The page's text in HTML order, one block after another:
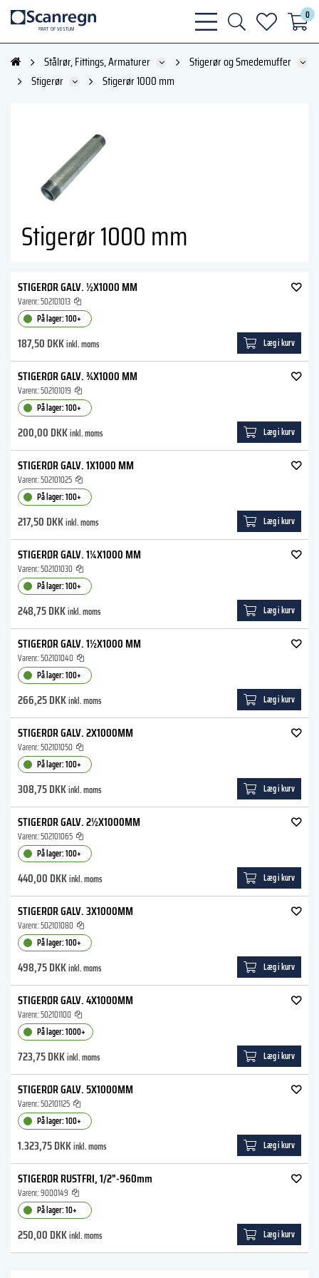
PART OF VESTUM
bars
light
search
light
heart
light
0
Stålrør, Fittings, Armaturer
Stigerør og Smedemuffer
Stigerør
Stigerør 1000 mm
Stigerør 1000 mm
STIGERØR GALV. ½X1000 MM
Varenr.:502101013
På lager: 100+
187,50 DKKinkl. moms Læg i kurv
STIGERØR GALV. ¾X1000 MM
Varenr.:502101019
På lager: 100+
200,00 DKKinkl. moms Læg i kurv
STIGERØR GALV. 1X1000 MM
Varenr.:502101025
På lager: 100+
217,50 DKKinkl. moms Læg i kurv
STIGERØR GALV. 1¼X1000 MM
Varenr.:502101030
På lager: 100+
248,75 DKKinkl. moms Læg i kurv
STIGERØR GALV. 1½X1000 MM
Varenr.:502101040
På lager: 100+
266,25 DKKinkl. moms Læg i kurv
STIGERØR GALV. 2X1000MM
Varenr.:502101050
På lager: 100+
308,75 DKKinkl. moms Læg i kurv
STIGERØR GALV. 2½X1000MM
Varenr.:502101065
På lager: 100+
440,00 DKKinkl. moms Læg i kurv
STIGERØR GALV. 3X1000MM
Varenr.:502101080
På lager: 100+
498,75 DKKinkl. moms Læg i kurv
STIGERØR GALV. 4X1000MM
Varenr.:502101100
På lager: 1000+
723,75 DKKinkl. moms Læg i kurv
STIGERØR GALV. 5X1000MM
Varenr.:502101125
På lager: 100+
1.323,75 DKKinkl. moms Læg i kurv
STIGERØR RUSTFRI, 1/2"-960mm
Varenr.:9000149
På lager: 10+
250,00 DKKinkl. moms Læg i kurv